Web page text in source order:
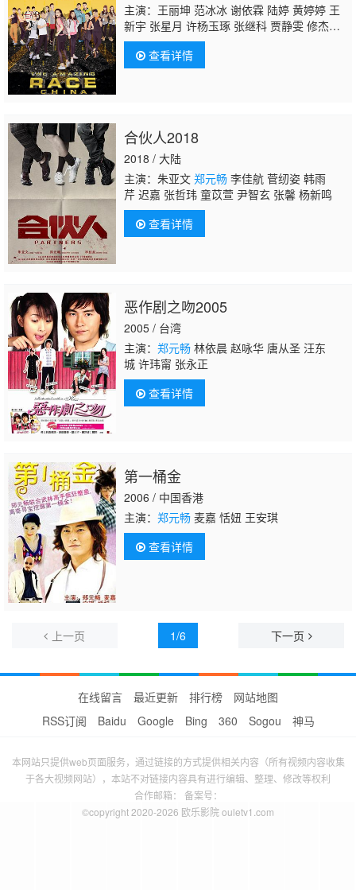
主演：王丽坤 范冰冰 谢依霖 陆婷 黄婷婷 王
新宇 张星月 许杨玉琢 张继科 贾静雯 修杰
楷郑元畅吴振天 强子 吴敏霞 张效诚 张传
铭 邓滨查看详情
合伙人2018
2018 / 大陆
主演：朱亚文 郑元畅李佳航 菅纫姿 韩雨
芹 迟嘉 张哲玮 童苡萱 尹智玄 张馨 杨新鸣
查看详情
恶作剧之吻2005
2005 / 台湾
主演： 郑元畅林依晨 赵咏华 唐从圣 汪东
城 许玮甯 张永正
查看详情
第一桶金
2006 / 中国香港
主演： 郑元畅麦嘉 恬妞 王安琪
查看详情
上一页 1/6 下一页
在线留言 最近更新 排行榜
网站地图
RSS订阅
Baidu Google Bing 360 Sogou 神马
本网站只提供web页面服务，通过链接的方式提供相关内容（所有视频内容收集
于各大视频网站），本站不对链接内容具有进行编辑、整理、修改等权利
合作邮箱： 备案号：
©copyright 2020-2026 欧乐影院 ouletv1.com